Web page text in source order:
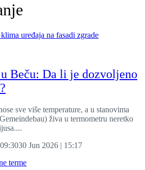
Beču: Da li je dozvoljeno
sve više temperature, a u stanovima
živa u termometru neretko
30 Jun 2026 | 15:17